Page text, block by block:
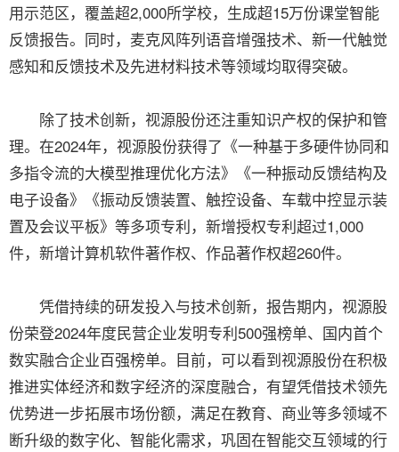
用示范区，覆盖超2,000所学校，生成超15万份课堂智能
反馈报告。同时，麦克风阵列语音增强技术、新一代触觉
感知和反馈技术及先进材料技术等领域均取得突破。
除了技术创新，视源股份还注重知识产权的保护和管
理。在2024年，视源股份获得了《一种基于多硬件协同和
多指令流的大模型推理优化方法》《一种振动反馈结构及
电子设备》《振动反馈装置、触控设备、车载中控显示装
置及会议平板》等多项专利，新增授权专利超过1,000
件，新增计算机软件著作权、作品著作权超260件。
凭借持续的研发投入与技术创新，报告期内，视源股
份荣登2024年度民营企业发明专利500强榜单、国内首个
数实融合企业百强榜单。目前，可以看到视源股份在积极
推进实体经济和数字经济的深度融合，有望凭借技术领先
优势进一步拓展市场份额，满足在教育、商业等多领域不
断升级的数字化、智能化需求，巩固在智能交互领域的行